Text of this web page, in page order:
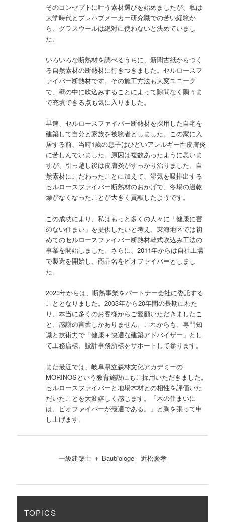
そのコンセプトに叶う素材選びを始めましたが、私は
大学時代とプレハブメーカー研究職での苦い経験か
ら、グラスウールは絶対に使わないと決めていまし
た。
いろいろな断熱材を調べるうちに、新聞古紙からつく
る自然素材の断熱材に行きつきました。セルロースフ
ァイバー断熱材です。その施工方法も大変ユニーク
で、壁の中に吹込みすることによって隙間なく隅々ま
で充填できる点も気に入りました。
早速、セルロースファイバー断熱材を採用した自宅を
建築して自分と家族を被験者としました。この家に入
居する前、当時1歳の息子はひどいアレルギー性皮膚炎
に苦しんでいました。原因は複数あったように思いま
すが、引っ越し後は皮膚炎がすっかり治りました。自
然素材にこだわったことに加えて、湿気を吸排出する
セルロースファイバー断熱材のおかげで、冬場の過乾
燥がなくなったことが大きく貢献したようです。
この成功により、私はもっと多くの人々に「健康に害
のない住まい」を提供したいと考え、東海地区では初
めてのセルロースファイバー断熱材乾式吹込み工法の
事業を開始しました。さらに、2011年からは自社工場
で製造を開始し、商品名をビオファイバーとしまし
た。
2023年からは、断熱事業をパートナー会社に委託する
こととなりました。2003年から20年間の長期にわた
り、本当に多くのお客様からご愛顧いただきましたこ
と、感謝の言葉しかありません。これからも、専門知
識と技術力で「健康＋快適な建築アドバイザー」とし
て工務店様、設計事務所様をサポートして参ります。
また最近では、岐阜県立森林文化アカデミーの
MORINOSという教育施設にもご採用いただきました。
セルロースファイバーと地場木材との相性を評価いた
だいたことを大変嬉しく感じます。「木の住まいに
は、ビオファイバーが最適である。」と胸を張って申
し上げます。
一級建築士 ＋ Baubiologe 近松慶孝
TOPICS